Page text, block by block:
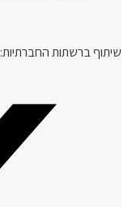
שיתוף ברשתות החברתיות: